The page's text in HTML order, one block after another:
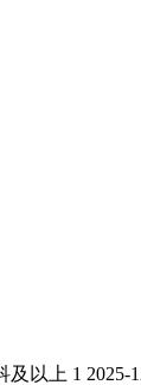
及以上 1 2025-